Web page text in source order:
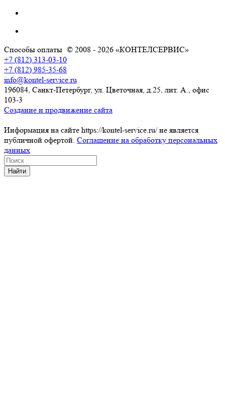
Способы оплаты © 2008 - 2026 «КОНТЕЛСЕРВИС»
+7 (812) 313-03-10
+7 (812) 985-35-68
info@kontel-service.ru
196084, Санкт-Петербург, ул. Цветочная, д.25, лит. А., офис
103-3
Создание и продвижение сайта
Информация на сайте https://kontel-service.ru/ не является
публичной офертой. Соглашение на обработку персональных
данных
Найти